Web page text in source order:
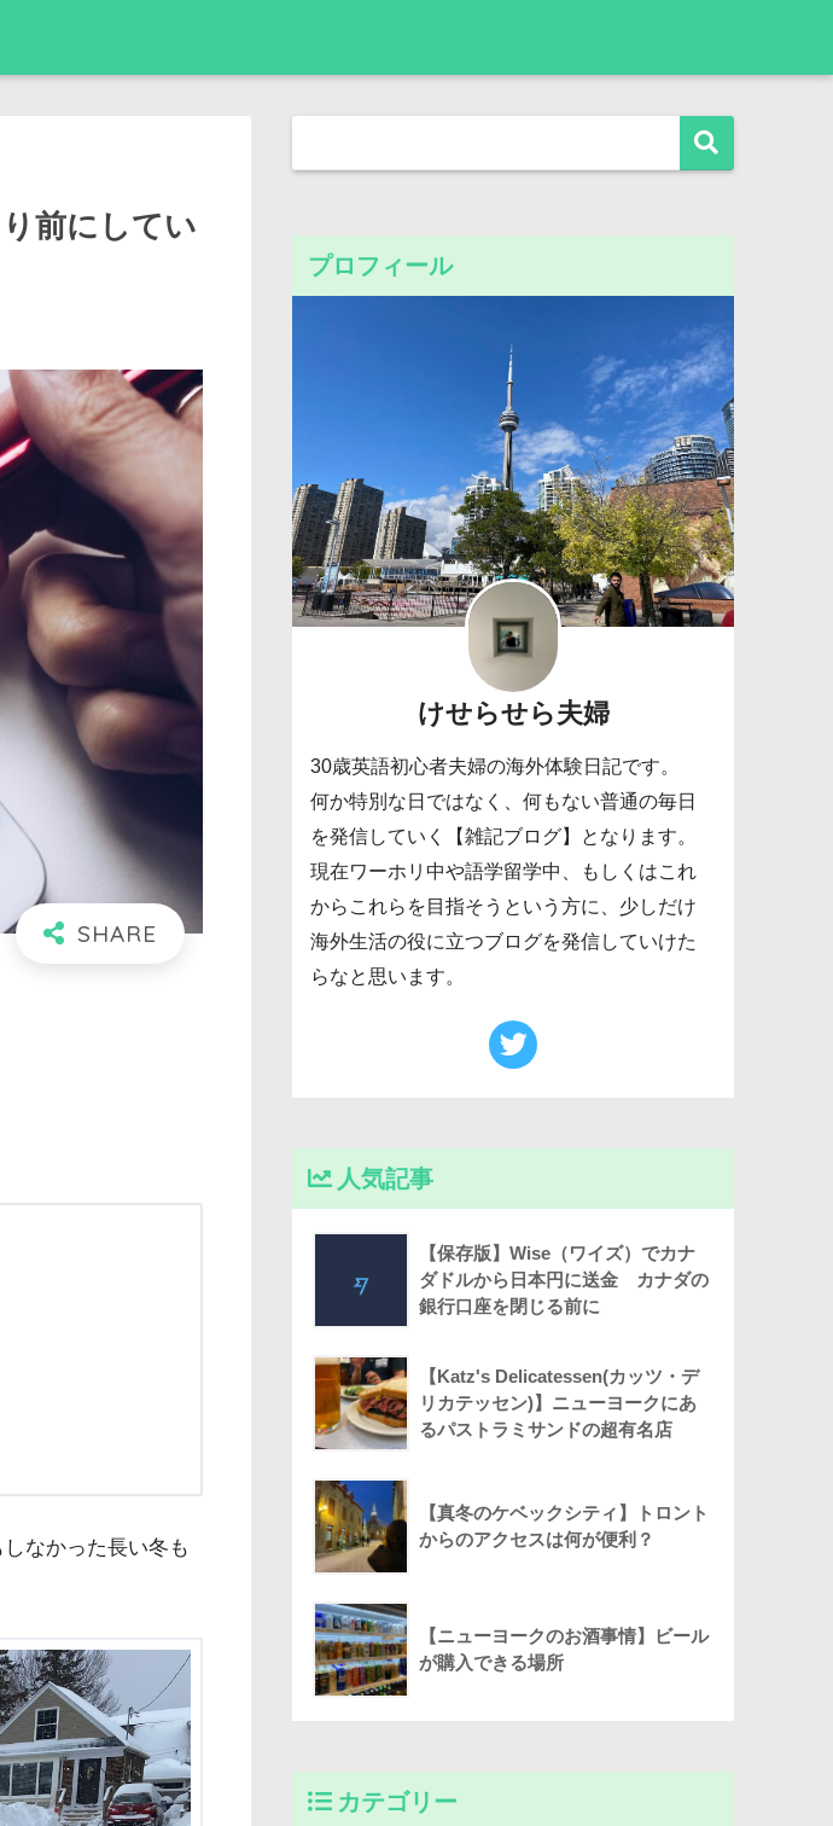
前にしてい
なかった長い冬も
プロフィール
けせらせら夫婦
30歳英語初心者夫婦の海外体験日記です。
何か特別な日ではなく、何もない普通の毎日
を発信していく【雑記ブログ】となります。
現在ワーホリ中や語学留学中、もしくはこれ
からこれらを目指そうという方に、少しだけ
海外生活の役に立つブログを発信していけた
らなと思います。
人気記事
【保存版】Wise（ワイズ）でカナ
ダドルから日本円に送金 カナダの
銀行口座を閉じる前に
【Katz's Delicatessen(カッツ・デ
リカテッセン)】ニューヨークにあ
るパストラミサンドの超有名店
【真冬のケベックシティ】トロント
からのアクセスは何が便利？
【ニューヨークのお酒事情】ビール
が購入できる場所
カテゴリー